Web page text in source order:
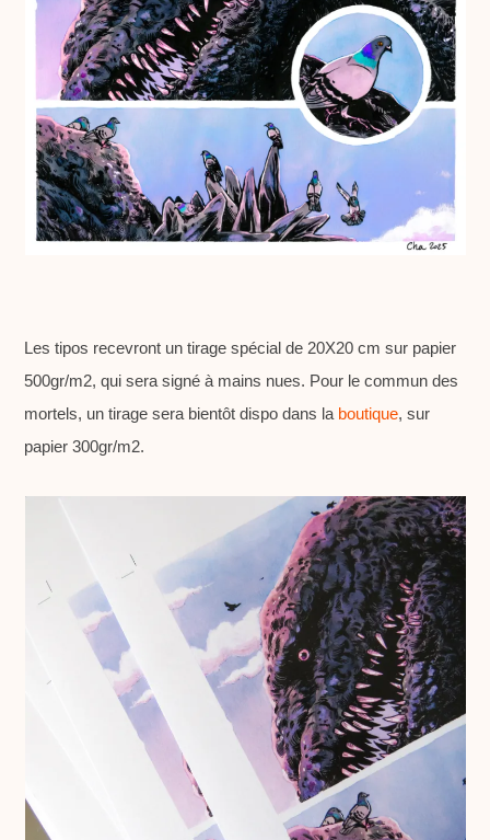
Les tipos recevront un tirage spécial de 20X20 cm sur papier
500gr/m2, qui sera signé à mains nues. Pour le commun des
mortels, un tirage sera bientôt dispo dans la boutique, sur
papier 300gr/m2.